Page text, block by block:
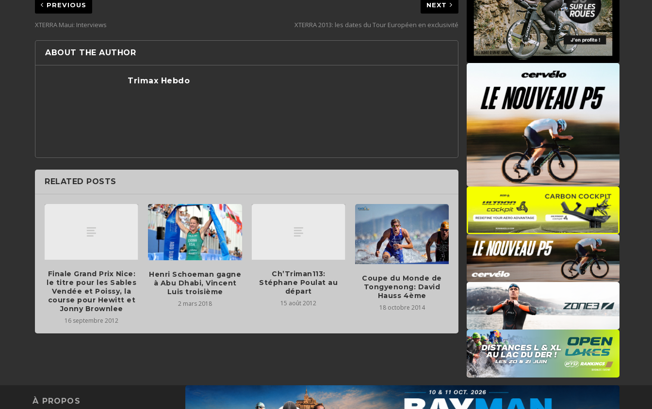
PREVIOUS
XTERRA Maui: Interviews
NEXT
XTERRA 2013: les dates du Tour Européen en exclusivité
ABOUT THE AUTHOR
Trimax Hebdo
RELATED POSTS
Finale Grand Prix Nice:
le titre pour les Sables
Vendée et Poissy, la
course pour Hewitt et
Jonny Brownlee
16 septembre 2012
Henri Schoeman gagne
à Abu Dhabi, Vincent
Luis troisième
2 mars 2018
Ch’Triman113:
Stéphane Poulat au
départ
15 août 2012
Coupe du Monde de
Tongyenong: David
Hauss 4ème
18 octobre 2014
À PROPOS